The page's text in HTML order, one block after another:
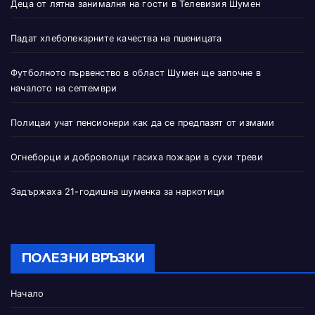
Деца от лятна занималня на гости в Телевизия Шумен
Падат хлебопекарните качества на пшеницата
Футболното първенство в област Шумен ще започне в
началото на септември
Полицаи учат пенсионери как да се предпазят от измами
Огнеборци и доброволци гасиха пожари в сухи треви
Задържаха 21-годишна шуменка за наркотици
ПОЛЕЗНИ ВРЪЗКИ
Начало